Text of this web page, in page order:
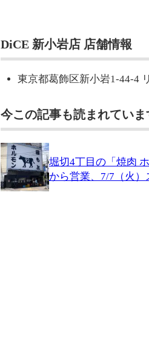
DiCE 新小岩店 店舗情報
東京都葛飾区新小岩1-44-4
今この記事も読まれていま
堀切4丁目の「焼肉
から営業、7/7（火）